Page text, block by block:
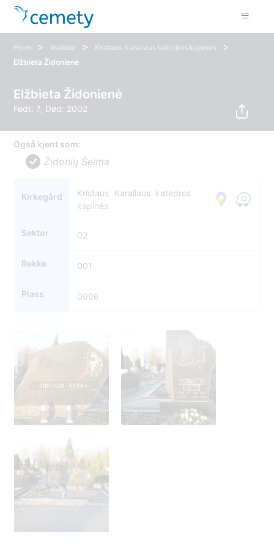
Hjem > Avdøde > Kristaus Karaliaus katedros kapinės >
Elžbieta Židonienė
Elžbieta Židonienė
Født: ?, Død: 2002
Også kjent som:
Židonių Šeima
Kirkegård
Kristaus Karaliaus katedros
kapinės
Sektor 02
Rekke 001
Plass 0006